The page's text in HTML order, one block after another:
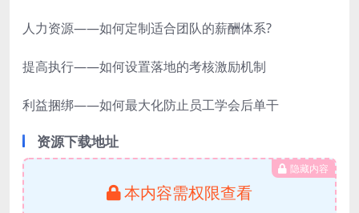
人力资源——如何定制适合团队的薪酬体系?
提高执行——如何设置落地的考核激励机制
利益捆绑——如何最大化防止员工学会后单干
资源下载地址
隐藏内容
本内容需权限查看